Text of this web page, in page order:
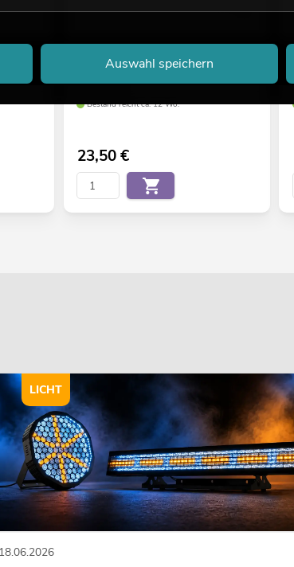
ALUTRUSS DECOLOCK DQ2
Verb.konus/Zapfen/Splint
Bestand reicht ca. 12 Wo.
23,50€
18.06.2026
LICHT
Auswahl speichern